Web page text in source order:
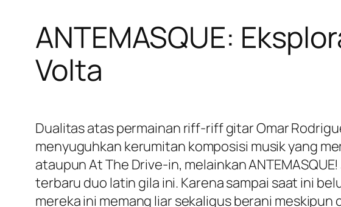
ANTEMASQUE:
Volta
Dualitas atas permainan riff-riff gitar Omar
menyuguhkan kerumitan komposisi musik yang
ataupun At The Drive-in, melainkan
terbaru duo latin gila ini. Karena sampai saat ini
mereka ini memang liar sekaligus berani